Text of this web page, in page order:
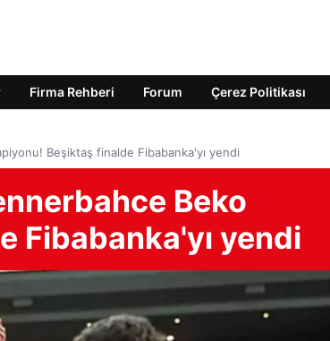
Firma Rehberi Forum Çerez Politikası
Beşiktaş finalde Fibabanka'yı yendi
Beko
Fibabanka'yı yendi